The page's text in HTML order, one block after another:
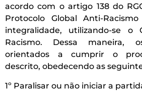
acordo com o artigo 138 do
Protocolo Global Anti-
integralidade, utilizando-se
Racismo. Dessa maneira,
orientados a cumprir o
descrito, obedecendo as
1º Paralisar ou não iniciar a